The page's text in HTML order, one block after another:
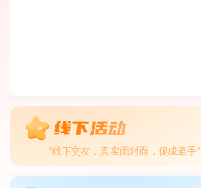
“线下交友，真实面对面，促成牵手”